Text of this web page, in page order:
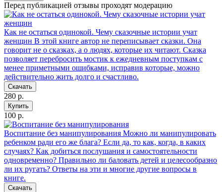
Перед публикацией отзывы проходят модерацию
Как не остаться одинокой. Чему сказочные истории учат
женщин В этой книге автор не переписывает сказки. Она
говорит не о сказках, а о людях, которые их читают. Сказка
позволяет перебросить мостик к ежедневным поступкам с
менее приметными ошибками, исправив которые, можно
действительно жить долго и счастливо.
Скачать
280 р.
Купить
100 р.
Воспитание без манипулирования Можно ли манипулировать
ребенком ради его же блага? Если да, то как, когда, в каких
случаях? Как добиться послушания и самостоятельности
одновременно? Правильно ли баловать детей и целесообразно
ли их ругать? Ответы на эти и многие другие вопросы в
книге.
Скачать